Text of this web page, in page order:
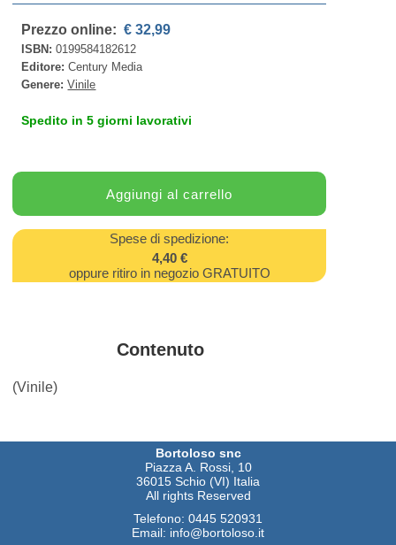
Prezzo online: € 32,99
ISBN:0199584182612
Editore:Century Media
Genere:Vinile
Spedito in 5 giorni lavorativi
Spese di spedizione:
4,40 €
oppure ritiro in negozio GRATUITO
Contenuto
(Vinile)
Bortoloso snc
Piazza A. Rossi, 10
36015 Schio (VI) Italia
All rights Reserved
Telefono: 0445 520931
Email: info@bortoloso.it